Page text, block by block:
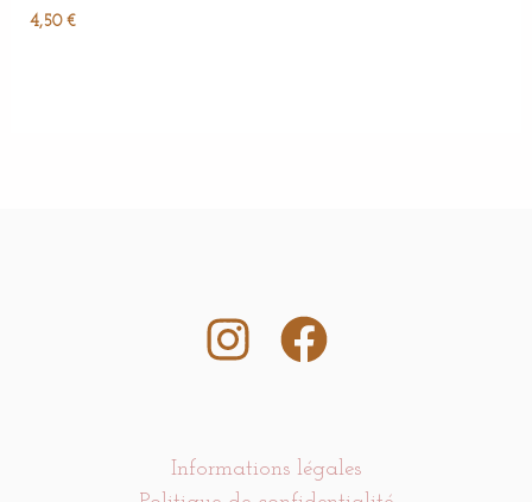
4,50 €
Informations légales